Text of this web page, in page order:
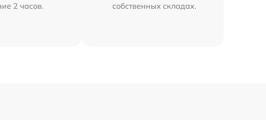
2 часов.
собственных складах.